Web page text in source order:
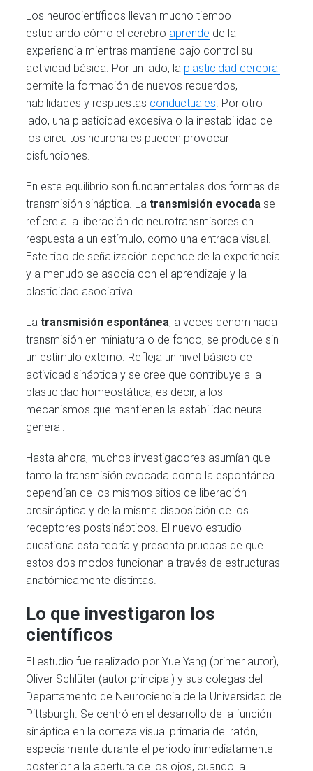
Los neurocientíficos llevan mucho tiempo
estudiando cómo el cerebro aprende de la
experiencia mientras mantiene bajo control su
actividad básica. Por un lado, la plasticidad cerebral
permite la formación de nuevos recuerdos,
habilidades y respuestas conductuales . Por otro
lado, una plasticidad excesiva o la inestabilidad de
los circuitos neuronales pueden provocar
disfunciones.
En este equilibrio son fundamentales dos formas de
transmisión sináptica. Latransmisión evocada se
refiere a la liberación de neurotransmisores en
respuesta a un estímulo, como una entrada visual.
Este tipo de señalización depende de la experiencia
y a menudo se asocia con el aprendizaje y la
plasticidad asociativa.
La transmisión espontánea, a veces denominada
transmisión en miniatura o de fondo, se produce sin
un estímulo externo. Refleja un nivel básico de
actividad sináptica y se cree que contribuye a la
plasticidad homeostática, es decir, a los
mecanismos que mantienen la estabilidad neural
general.
Hasta ahora, muchos investigadores asumían que
tanto la transmisión evocada como la espontánea
dependían de los mismos sitios de liberación
presináptica y de la misma disposición de los
receptores postsinápticos. El nuevo estudio
cuestiona esta teoría y presenta pruebas de que
estos dos modos funcionan a través de estructuras
anatómicamente distintas.
Lo que investigaron los
científicos
El estudio fue realizado por Yue Yang (primer autor),
Oliver Schlüter (autor principal) y sus colegas del
Departamento de Neurociencia de la Universidad de
Pittsburgh. Se centró en el desarrollo de la función
sináptica en la corteza visual primaria del ratón,
especialmente durante el periodo inmediatamente
posterior a la apertura de los ojos, cuando la